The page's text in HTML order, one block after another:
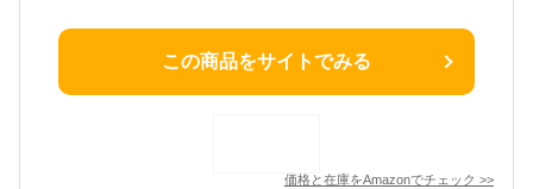
この商品をサイトでみる
価格と在庫をAmazonでチェック >>